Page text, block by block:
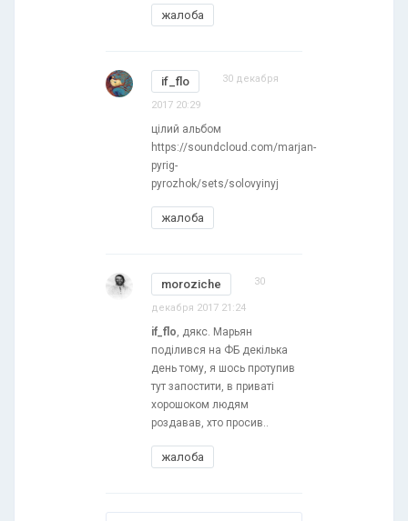
жалоба
if_flo 30 декабря
2017 20:29
цілий альбом
https://soundcloud.com/marjan-
pyrig-
pyrozhok/sets/solovyinyj
жалоба
moroziche 30
декабря 2017 21:24
if_flo, дякс. Марьян
поділився на ФБ декілька
день тому, я шось протупив
тут запостити, в приваті
хорошоком людям
роздавав, хто просив..
жалоба